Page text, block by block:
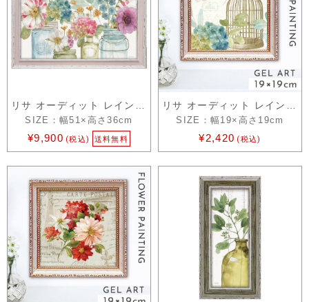
SIZE：幅51×高さ36cm
¥9,900 (税込) 送料無料
SIZE：幅19×高さ19cm
¥2,420 (税込)